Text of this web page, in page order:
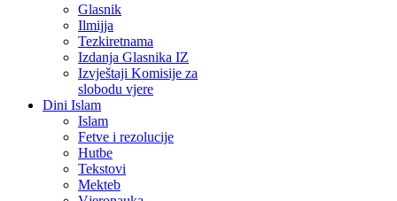
Glasnik
Ilmijja
Tezkiretnama
Izdanja Glasnika IZ
Izvještaji Komisije za
slobodu vjere
Dini Islam
Islam
Fetve i rezolucije
Hutbe
Tekstovi
Mekteb